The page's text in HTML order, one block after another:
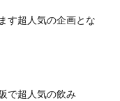
す超人気の企画とな
で超人気の飲み